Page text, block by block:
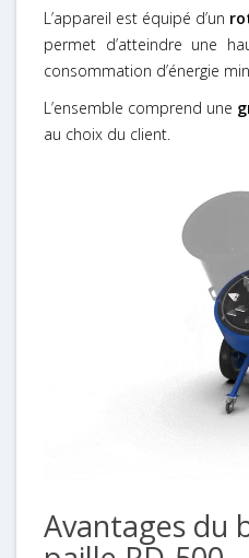
L’appareil est équipé d’un
permet d’atteindre une
consommation d’énergie
L’ensemble comprend une
au choix du client.
Avantages du